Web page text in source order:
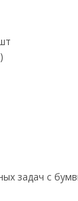
задач с